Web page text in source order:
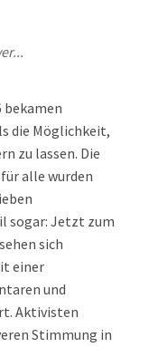
bekamen
die Möglichkeit,
zu lassen. Die
alle wurden
sogar: Jetzt zum
sich
einer
und
Aktivisten
Stimmung in